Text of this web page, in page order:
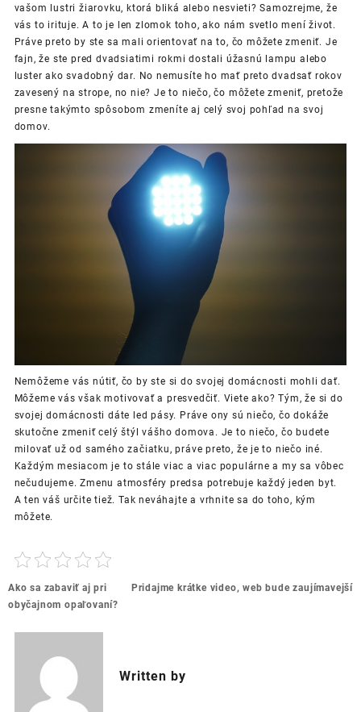
vašom lustri žiarovku, ktorá bliká alebo nesvieti? Samozrejme, že
vás to irituje. A to je len zlomok toho, ako nám svetlo mení život.
Práve preto by ste sa mali orientovať na to, čo môžete zmeniť. Je
fajn, že ste pred dvadsiatimi rokmi dostali úžasnú lampu alebo
luster ako svadobný dar. No nemusíte ho mať preto dvadsať rokov
zavesený na strope, no nie? Je to niečo, čo môžete zmeniť, pretože
presne takýmto spôsobom zmeníte aj celý svoj pohľad na svoj
domov.
Nemôžeme vás nútiť, čo by ste si do svojej domácnosti mohli dať.
Môžeme vás však motivovať a presvedčiť. Viete ako? Tým, že si do
svojej domácnosti dáte
led pásy. Práve ony sú niečo, čo dokáže
skutočne zmeniť celý štýl vášho domova. Je to niečo, čo budete
milovať už od samého začiatku, práve preto, že je to niečo iné.
Každým mesiacom je to stále viac a viac populárne a my sa vôbec
nečudujeme. Zmenu atmosféry predsa potrebuje každý jeden byt.
A ten váš určite tiež. Tak neváhajte a vrhnite sa do toho, kým
môžete.
Post
navigation
Ako sa zabaviť aj pri
obyčajnom opaľovaní?
Pridajme krátke video, web bude zaujímavejší
Written by